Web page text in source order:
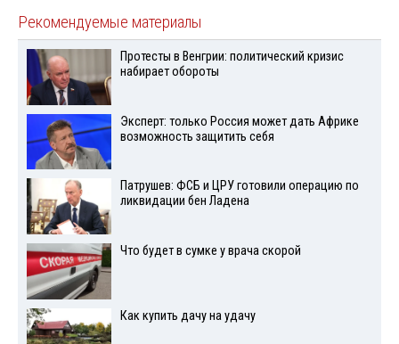
Рекомендуемые материалы
Протесты в Венгрии: политический кризис
набирает обороты
Эксперт: только Россия может дать Африке
возможность защитить себя
Патрушев: ФСБ и ЦРУ готовили операцию по
ликвидации бен Ладена
Что будет в сумке у врача скорой
Как купить дачу на удачу